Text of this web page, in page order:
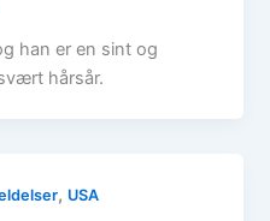
han er en sint og
hårsår.
, USA